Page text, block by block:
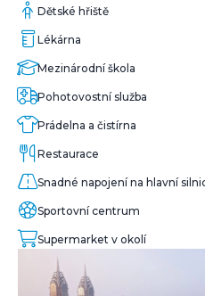
Dětské hřiště
Lékárna
Mezinárodní škola
Pohotovostní služba
Prádelna a čistírna
Restaurace
Snadné napojení na hlavní
Sportovní centrum
Supermarket v okolí